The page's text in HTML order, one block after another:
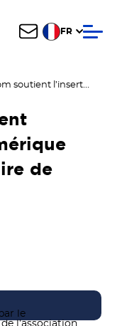
FR
Freelance.com soutient l’insertion par le numérique en devenant partenaire de l’association Witech
de